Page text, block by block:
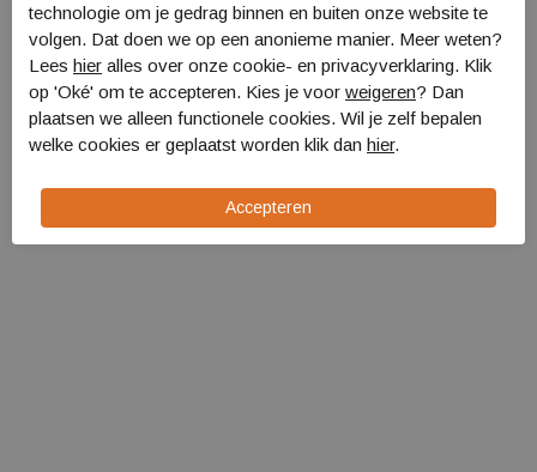
Eurotrail Kingston
pannenset ? 7 delig
ETKW5221
technologie om je gedrag binnen en buiten onze website te
volgen. Dat doen we op een anonieme manier. Meer weten?
Lees hier alles over onze cookie- en privacyverklaring. Klik
op 'Oké' om te accepteren. Kies je voor weigeren? Dan
plaatsen we alleen functionele cookies. Wil je zelf bepalen
welke cookies er geplaatst worden klik dan hier.